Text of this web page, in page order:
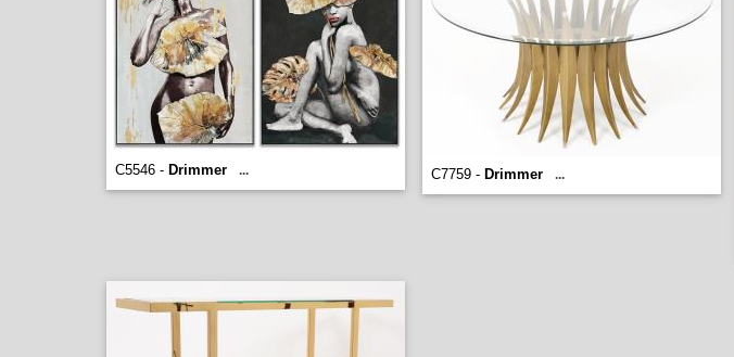
C5546 - Drimmer ... C7759 - Drimmer ...